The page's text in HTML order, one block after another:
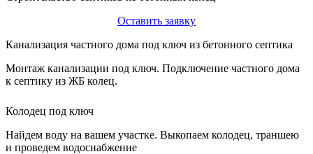
Оставить заявку
Канализация частного дома под ключ из бетонного септика
Монтаж канализации под ключ. Подключение частного дома
к септику из ЖБ колец.
Колодец под ключ
Найдем воду на вашем участке. Выкопаем колодец, траншею
и проведем водоснабжение